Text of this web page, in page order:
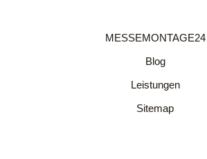
MESSEMONTAGE24
Blog
Leistungen
Sitemap